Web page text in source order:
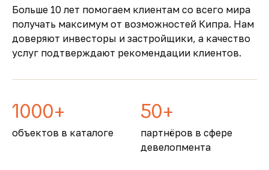
Кипр входит в число самых безопасных
стран Европы, предлагая развитую
инфраструктуру, качественную медицину и
образование
Больше 10 лет помогаем клиентам со всего мира
получать максимум от возможностей Кипра. Нам
доверяют инвесторы и застройщики, а качество
услуг подтверждают рекомендации клиентов.
1000+
объектов в каталоге
50+
партнёров в сфере
девелопмента